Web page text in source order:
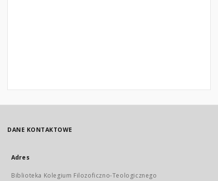
DANE KONTAKTOWE
Adres
Biblioteka Kolegium Filozoficzno-Teologicznego